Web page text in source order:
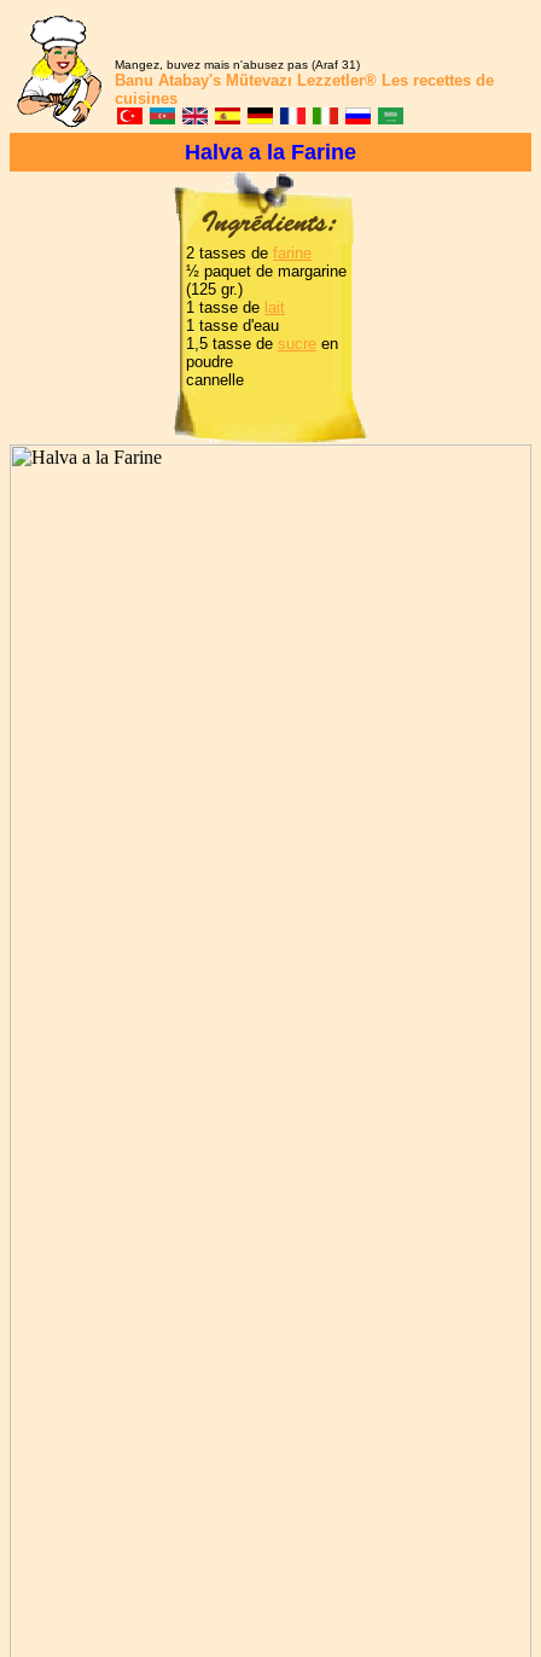
Mangez, buvez mais n'abusez pas (Araf 31)
Banu Atabay's Mütevazı Lezzetler® Les recettes de
cuisines
Halva a la Farine
2 tasses de farine
½ paquet de margarine
(125 gr.)
1 tasse de lait
1 tasse d'eau
1,5 tasse de sucre en
poudre
cannelle